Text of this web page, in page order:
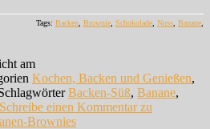
Tags: Backen Brownie Schokolade Nuss Banane
am
Kochen, Backen und Genießen,
Backen-Süß, Banane,
Schreibe einen Kommentarzu
Brownies